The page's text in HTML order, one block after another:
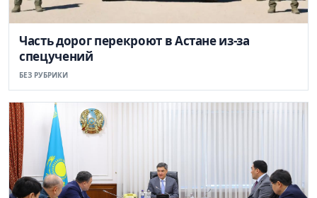
Часть дорог перекроют в Астане из-за
спецучений
БЕЗ РУБРИКИ